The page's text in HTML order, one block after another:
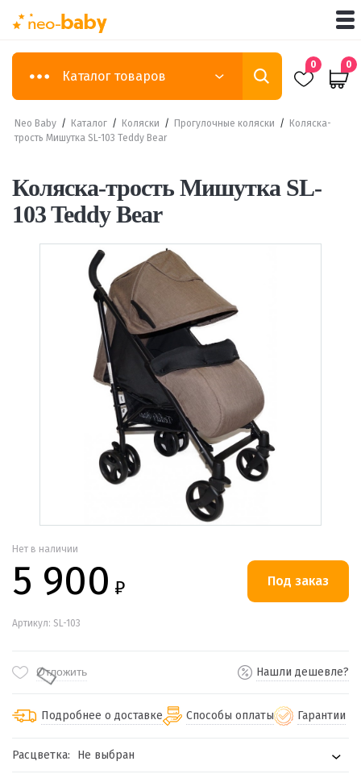
Каталог товаров
0 0
Neo Baby / Каталог / Коляски / Прогулочные коляски /
Коляска-
трость Мишутка SL-103 Teddy Bear
Коляска-трость Мишутка SL-
103 Teddy Bear
Нет в наличии
5 900 ₽
Артикул: SL-103
Отложить Нашли дешевле?
Подробнее о доставке Способы оплаты Гарантии
Расцветка: Не выбран